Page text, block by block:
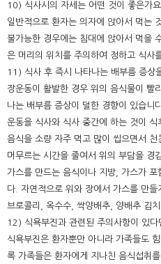
10) 식사시의 자세는 어떤 것이 좋은가
일반적으로 환자는 의자에 앉아서 먹는
불가능한 경우에는 침대에 앉아서 먹을
은 머리의 위치를 주의하여 정하고 식사
11) 식사 후 즉시 나타나는 배부름 증상
장운동이 활발한 경우 위의 음식물이 빨
나는 배부름 증상이 덜한 경향이 있습니
운동을 식사와 식사 중간에 하는 것이 식
음식을 소량 자주 먹고 많이 씹으면서 천
머무르는 시간을 줄여서 위의 부담을 경
가스를 만드는 음식이나 지방, 가스가 포
다. 자연적으로 위와 장에서 가스를 만
브로콜리, 옥수수, 싹양배추, 양배추 김
12) 식욕부진과 관련된 주의사항이 있다
식욕부진은 환자뿐만 아니라 가족들도
록 가족들은 환자에게 지나친 음식섭취